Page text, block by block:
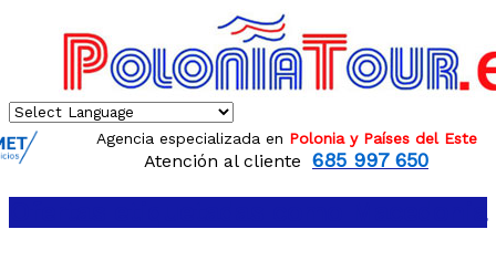
Agencia especializada en Polonia y Países del Este
Atención al cliente 685 997 650